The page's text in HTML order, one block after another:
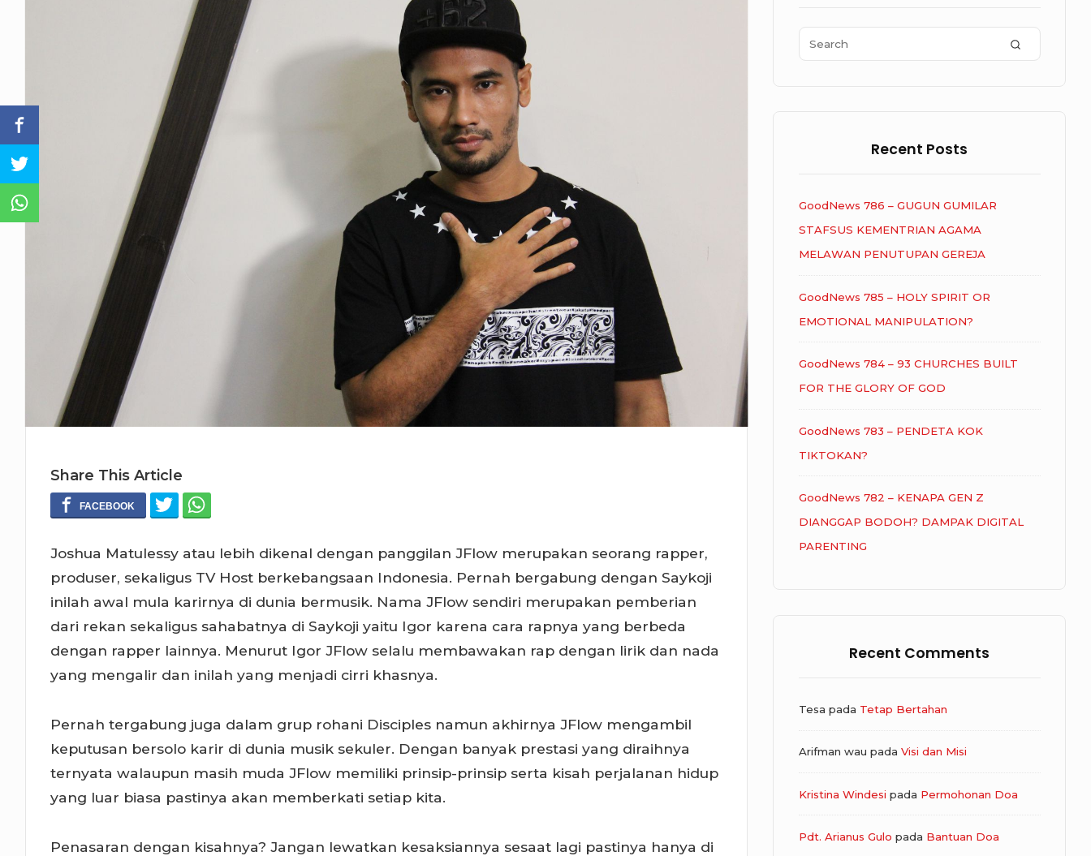
Share This Article
Joshua Matulessy atau lebih dikenal dengan panggilan JFlow merupakan seorang rapper,
produser, sekaligus TV Host berkebangsaan Indonesia. Pernah bergabung dengan Saykoji
inilah awal mula karirnya di dunia bermusik. Nama JFlow sendiri merupakan pemberian
dari rekan sekaligus sahabatnya di Saykoji yaitu Igor karena cara rapnya yang berbeda
dengan rapper lainnya. Menurut Igor JFlow selalu membawakan rap dengan lirik dan nada
yang mengalir dan inilah yang menjadi cirri khasnya.
Pernah tergabung juga dalam grup rohani Disciples namun akhirnya JFlow mengambil
keputusan bersolo karir di dunia musik sekuler. Dengan banyak prestasi yang diraihnya
ternyata walaupun masih muda JFlow memiliki prinsip-prinsip serta kisah perjalanan hidup
yang luar biasa pastinya akan memberkati setiap kita.
Penasaran dengan kisahnya? Jangan lewatkan kesaksiannya sesaat lagi pastinya hanya di
Search
for:
Recent Posts
GoodNews 786 – GUGUN GUMILAR
STAFSUS KEMENTRIAN AGAMA
MELAWAN PENUTUPAN GEREJA
GoodNews 785 – HOLY SPIRIT OR
EMOTIONAL MANIPULATION?
GoodNews 784 – 93 CHURCHES BUILT
FOR THE GLORY OF GOD
GoodNews 783 – PENDETA KOK
TIKTOKAN?
GoodNews 782 – KENAPA GEN Z
DIANGGAP BODOH? DAMPAK DIGITAL
PARENTING
Recent Comments
Tesa pada Tetap Bertahan
Arifman wau pada Visi dan Misi
Kristina Windesi pada Permohonan Doa
Pdt. Arianus Gulo pada Bantuan Doa